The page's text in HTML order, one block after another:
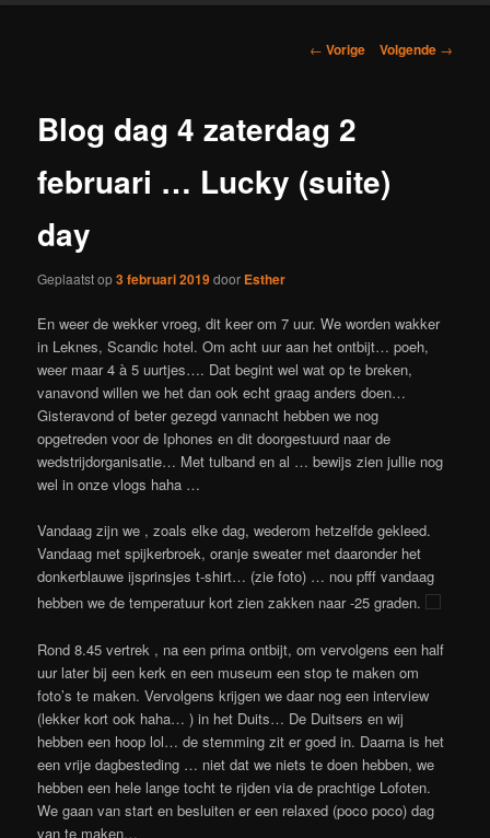
Berichtnavigatie
← Vorige Volgende →
Blog dag 4 zaterdag 2
februari … Lucky (suite)
day
Geplaatst op3 februari 2019door Esther
En weer de wekker vroeg, dit keer om 7 uur. We worden wakker
in Leknes, Scandic hotel. Om acht uur aan het ontbijt… poeh,
weer maar 4 à 5 uurtjes…. Dat begint wel wat op te breken,
vanavond willen we het dan ook echt graag anders doen…
Gisteravond of beter gezegd vannacht hebben we nog
opgetreden voor de Iphones en dit doorgestuurd naar de
wedstrijdorganisatie… Met tulband en al … bewijs zien jullie nog
wel in onze vlogs haha …
Vandaag zijn we , zoals elke dag, wederom hetzelfde gekleed.
Vandaag met spijkerbroek, oranje sweater met daaronder het
donkerblauwe ijsprinsjes t-shirt… (zie foto) … nou pfff vandaag
hebben we de temperatuur kort zien zakken naar -25 graden.
Rond 8.45 vertrek , na een prima ontbijt, om vervolgens een half
uur later bij een kerk en een museum een stop te maken om
foto’s te maken. Vervolgens krijgen we daar nog een interview
(lekker kort ook haha… ) in het Duits… De Duitsers en wij
hebben een hoop lol… de stemming zit er goed in. Daarna is het
een vrije dagbesteding … niet dat we niets te doen hebben, we
hebben een hele lange tocht te rijden via de prachtige Lofoten.
We gaan van start en besluiten er een relaxed (poco poco) dag
van te maken…